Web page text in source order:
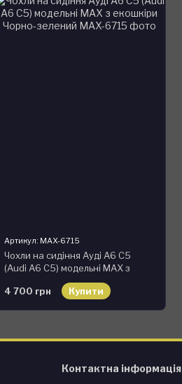
Артикул: MAX-6715
Чохли на сидіння Ауді А6 С5
(Audi A6 C5) модельні MAX з
екошкіри Чорно-зелений
4 700 грн
Купити
Контактна інформація